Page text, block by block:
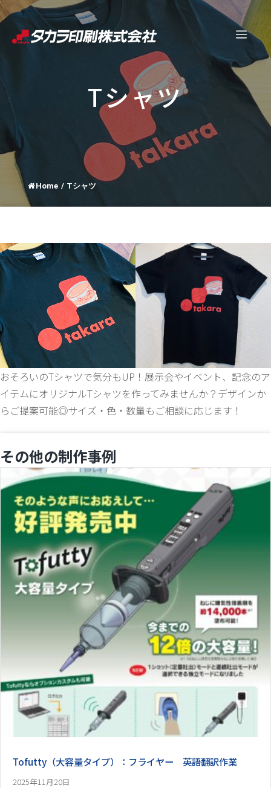
コ
ン
へ
キ
メ
ニ
ュ
Tシャツ
Home / Tシャツ
おそろいのTシャツで気分もUP！展示会やイベント、記念のア
イテムにオリジナルTシャツを作ってみませんか？デザインか
らご提案可能◎サイズ・色・数量もご相談に応じます！
その他の制作事例
Tofutty（大容量タイプ）：フライヤー 英語翻訳作業
2025年11月20日